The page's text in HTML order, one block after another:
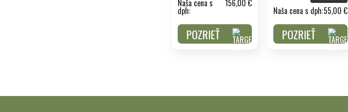
Naša cena s
dph:
156,00 €
POZRIEŤ
Naša cena s dph:55,00 €
POZRIEŤ